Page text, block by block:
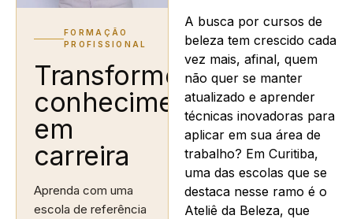
FORMAÇÃO
PROFISSIONAL
Transforme
conhecimento
em
carreira
Aprenda com uma
escola de referência
A busca por cursos de
beleza tem crescido cada
vez mais, afinal, quem
não quer se manter
atualizado e aprender
técnicas inovadoras para
aplicar em sua área de
trabalho? Em Curitiba,
uma das escolas que se
destaca nesse ramo é o
Ateliê da Beleza, que